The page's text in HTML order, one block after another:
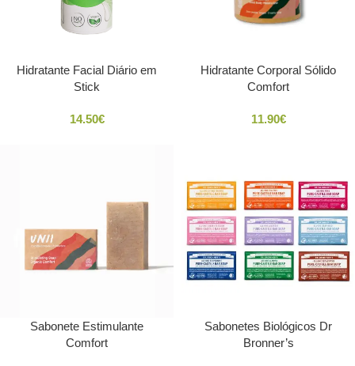
Hidratante Facial Diário em
Stick
14.50€
Hidratante Corporal Sólido
Comfort
11.90€
Sabonete Estimulante
Comfort
Sabonetes Biológicos Dr
Bronner’s